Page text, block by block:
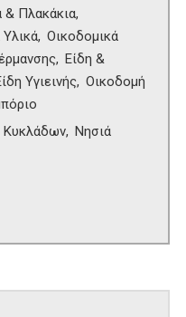
Πλακάκια
Οικοδομικά
Είδη &
Υγιεινής
Οικοδομή
Κυκλάδων
Νησιά